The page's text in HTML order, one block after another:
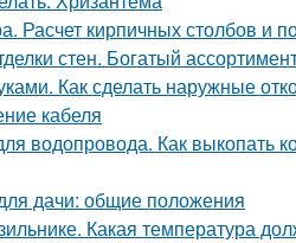
Расчет кирпичных столбов и
стен. Богатый
Как сделать наружные
кабеля
водопровода. Как выкопать
дачи: общие положения
Какая температура